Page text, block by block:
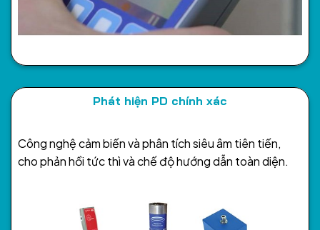
Phát hiện PD chính xác
Công nghệ cảm biến và phân tích siêu âm tiên tiến,
cho phản hồi tức thì và chế độ hướng dẫn toàn diện.